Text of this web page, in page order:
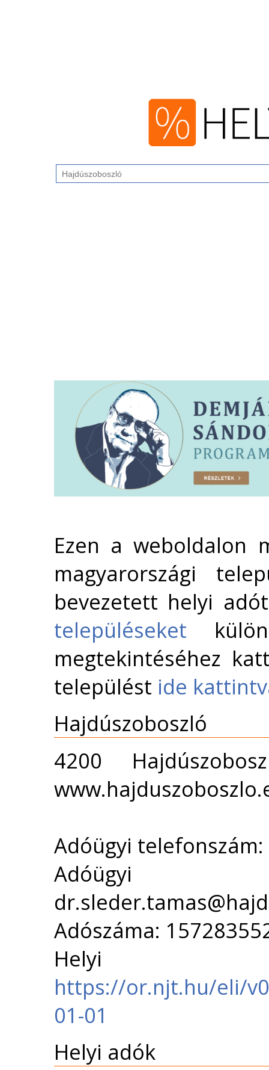
Ezen a weboldalon
magyarországi
bevezetett helyi
településeket
megtekintéséhez
települést ide
Hajdúszoboszló
4200
Adóügyi
Adóügyi
Adószáma:
Helyi
https://or.njt.hu/eli/
01-01
Helyi adók